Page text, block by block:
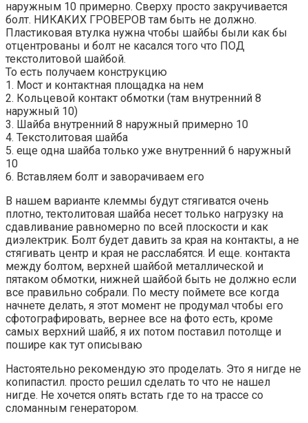
наружным 10 примерно. Сверху просто закручивается
болт. НИКАКИХ ГРОВЕРОВ там быть не должно.
Пластиковая втулка нужна чтобы шайбы были как бы
отцентрованы и болт не касался того что ПОД
текстолитовой шайбой.
То есть получаем конструкцию
1. Мост и контактная площадка на нем
2. Кольцевой контакт обмотки (там внутренний 8
наружный 10)
3. Шайба внутренний 8 наружный примерно 10
4. Текстолитовая шайба
5. еще одна шайба только уже внутренний 6 наружный
10
6. Вставляем болт и заворачиваем его
В нашем варианте клеммы будут стягиватся очень
плотно, тектолитовая шайба несет только нагрузку на
сдавливание равномерно по всей плоскости и как
диэлектрик. Болт будет давить за края на контакты, а не
стягивать центр и края не расслабятся. И еще. контакта
между болтом, верхней шайбой металлической и
пятаком обмотки, нижней шайбой быть не должно если
все правильно собрали. По месту поймете все когда
начнете делать, я этот момент не продумал чтобы его
сфотографировать, вернее все на фото есть, кроме
самых верхний шайб, я их потом поставил потолще и
пошире как тут описываю
Настоятельно рекомендую это проделать. Это я нигде не
копипастил. просто решил сделать то что не нашел
нигде. Не хочется опять встать где то на трассе со
сломанным генератором.